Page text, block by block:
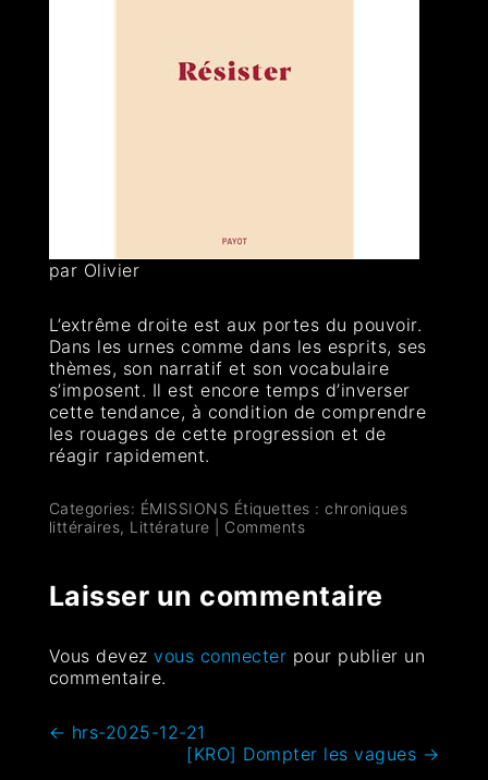
par Olivier
L’extrême droite est aux portes du pouvoir.
Dans les urnes comme dans les esprits, ses
thèmes, son narratif et son vocabulaire
s’imposent. Il est encore temps d’inverser
cette tendance, à condition de comprendre
les rouages de cette progression et de
réagir rapidement.
Categories: ÉMISSIONS Étiquettes :chroniques
littéraires, Littérature Comments
Laisser un commentaire
Vous devezvous connecter pour publier un
commentaire.
← hrs-2025-12-21
[KRO] Dompter les vagues →